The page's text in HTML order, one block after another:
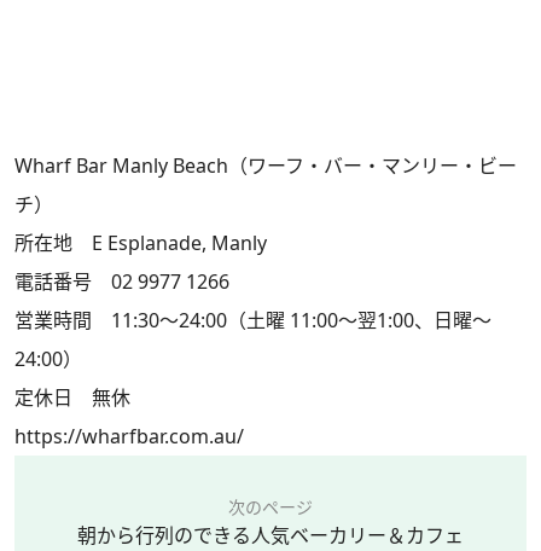
Wharf Bar Manly Beach（ワーフ・バー・マンリー・ビー
チ）
所在地 E Esplanade, Manly
電話番号 02 9977 1266
営業時間 11:30～24:00（土曜 11:00～翌1:00、日曜～
24:00）
定休日 無休
https://wharfbar.com.au/
次のページ
朝から行列のできる人気ベーカリー＆カフェ